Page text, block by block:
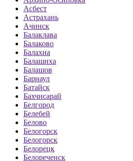
Асбест
Астрахань
Ачинск
Балаклава
Балаково
Балахна
Балашиха
Балашов
Барнаул
Батайск
Бахчисарай
Белгород
Белебей
Белово
Белогорск
Белогорск
Белорецк
Белореченск